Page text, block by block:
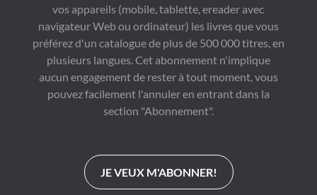
vos appareils (mobile, tablette, ereader avec
navigateur Web ou ordinateur) les livres que vous
préférez d'un catalogue de plus de 500 000 titres, en
plusieurs langues. Cet abonnement n'implique
aucun engagement de rester à tout moment, vous
pouvez facilement l'annuler en entrant dans la
section "Abonnement".
JE VEUX M'ABONNER!